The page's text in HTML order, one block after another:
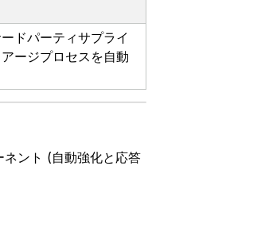
ドパーティサプライ
ージプロセスを自動
ント (自動強化と応答